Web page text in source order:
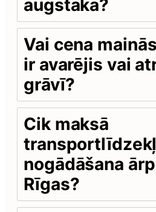
augstāka?
Vai cena
ir avarējis vai
grāvī?
Cik maksā
nogādāšana
Rīgas?